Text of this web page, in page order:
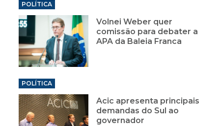
POLÍTICA
Volnei Weber quer
comissão para debater a
APA da Baleia Franca
POLÍTICA
Acic apresenta principais
demandas do Sul ao
governador